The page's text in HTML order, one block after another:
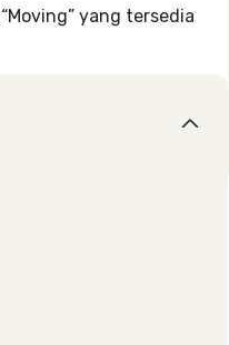
yang tersedia